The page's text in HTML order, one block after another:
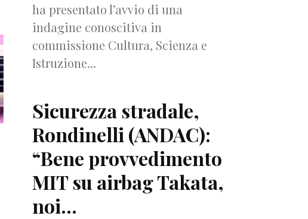
ha presentato l’avvio di una
indagine conoscitiva in
commissione Cultura, Scienza e
Istruzione...
Sicurezza stradale,
Rondinelli (ANDAC):
“Bene provvedimento
MIT su airbag Takata,
noi...